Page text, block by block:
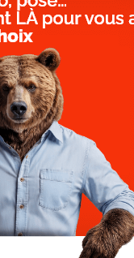
À ACHIET LE
un confort visuel
> Lire la suite...